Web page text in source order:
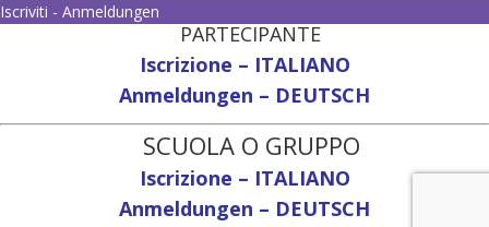
Iscriviti - Anmeldungen
PARTECIPANTE
Iscrizione – ITALIANO
Anmeldungen – DEUTSCH
SCUOLA O GRUPPO
Iscrizione – ITALIANO
Anmeldungen – DEUTSCH